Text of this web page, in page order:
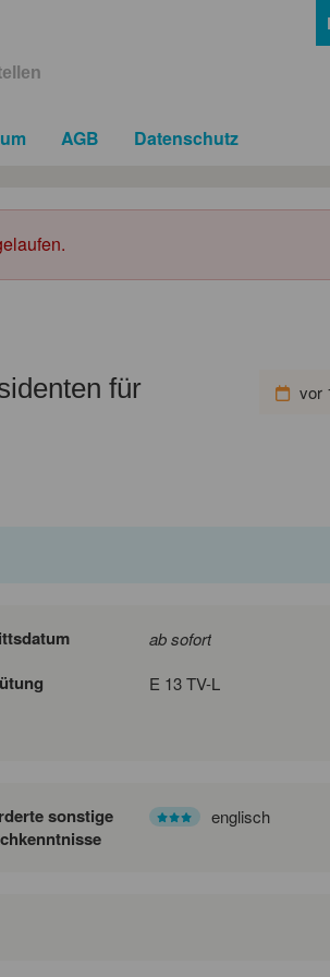
AGB Datenschutz
vor
für
ab sofort
E 13 TV-L
sonstige
englisch